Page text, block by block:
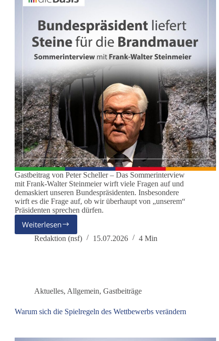
Gastbeitrag von Peter Scheller – Das Sommerinterview
mit Frank-Walter Steinmeier wirft viele Fragen auf und
demaskiert unseren Bundespräsidenten. Insbesondere
wirft es die Frage auf, ob wir überhaupt von „unserem“
Präsidenten sprechen dürfen.
Weiterlesen
Der
Bundespräsident
Redaktion (nsf) 15.07.2026 4 Min
Aktuelles, Allgemein, Gastbeiträge
Warum sich die Spielregeln des Wettbewerbs verändern